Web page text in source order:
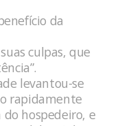
da
culpas, que
levantou-se
rapidamente
do hospedeiro, e